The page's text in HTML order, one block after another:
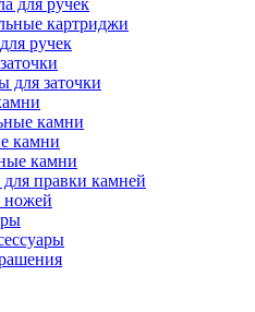
картриджи
ручек
для заточки
камни
камни
камни
правки камней
ножей